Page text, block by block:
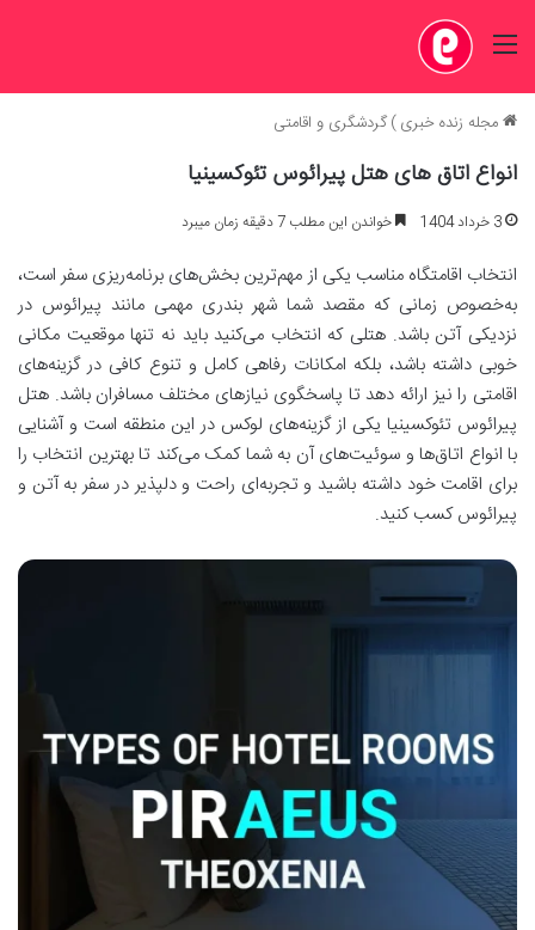
منو
مجله زنده خبری)گردشگری و اقامتی
انواع اتاق های هتل پیرائوس تئوکسینیا
3 خرداد 1404 خواندن این مطلب 7 دقیقه زمان میبرد
انتخاب اقامتگاه مناسب یکی از مهم‌ترین بخش‌های برنامه‌ریزی سفر است،
به‌خصوص زمانی که مقصد شما شهر بندری مهمی مانند پیرائوس در
نزدیکی آتن باشد. هتلی که انتخاب می‌کنید باید نه تنها موقعیت مکانی
خوبی داشته باشد، بلکه امکانات رفاهی کامل و تنوع کافی در گزینه‌های
اقامتی را نیز ارائه دهد تا پاسخگوی نیازهای مختلف مسافران باشد. هتل
پیرائوس تئوکسینیا یکی از گزینه‌های لوکس در این منطقه است و آشنایی
با انواع اتاق‌ها و سوئیت‌های آن به شما کمک می‌کند تا بهترین انتخاب را
برای اقامت خود داشته باشید و تجربه‌ای راحت و دلپذیر در سفر به آتن و
پیرائوس کسب کنید.